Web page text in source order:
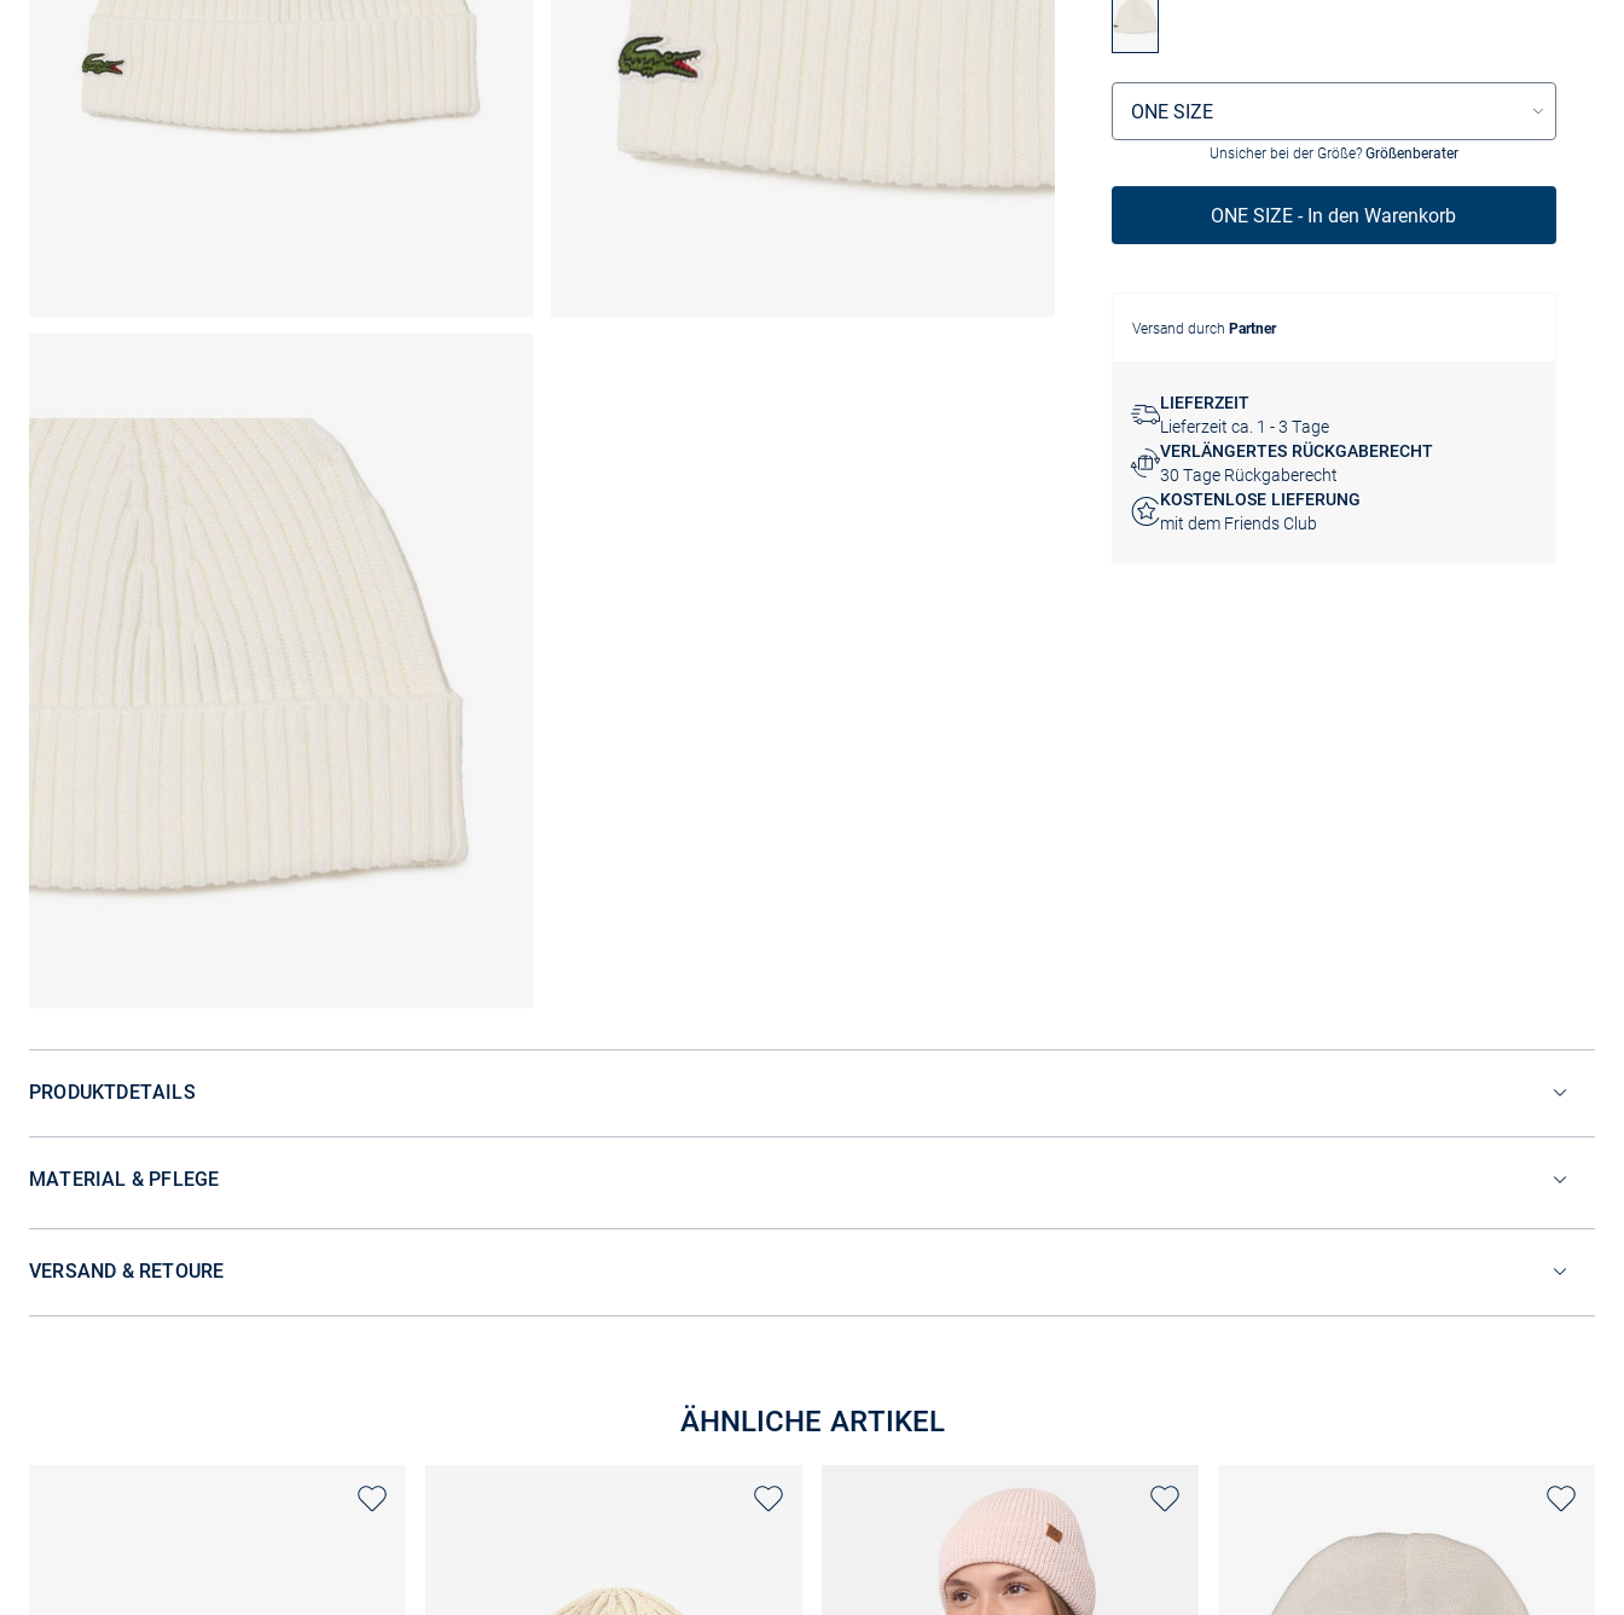
Größenauswahl
ONE SIZE
Unsicher bei der Größe? Größenberater
ONE SIZE - In den Warenkorb
Versand durch Partner
LIEFERZEIT
Lieferzeit ca. 1 - 3 Tage
VERLÄNGERTES RÜCKGABERECHT
30 Tage Rückgaberecht
KOSTENLOSE LIEFERUNG
mit dem Friends Club
PRODUKTDETAILS
MATERIAL & PFLEGE
VERSAND & RETOURE
ÄHNLICHE ARTIKEL